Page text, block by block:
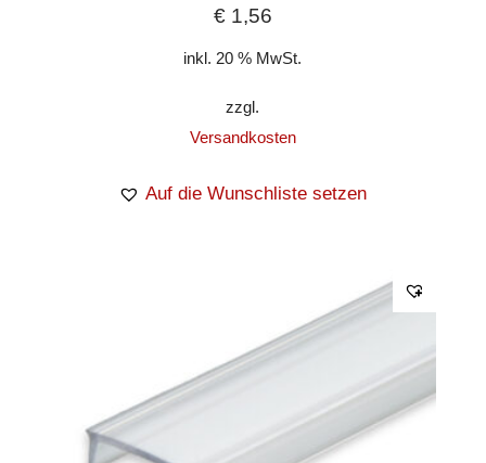
€1,56
inkl. 20 % MwSt.
zzgl.
Versandkosten
Auf die Wunschliste setzen